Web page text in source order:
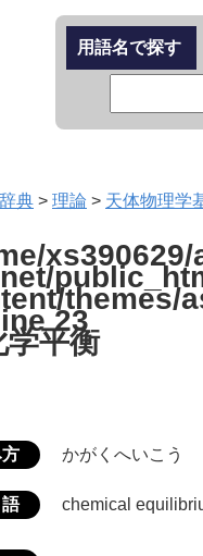
用語名で探す
典 > 理論 > 天体物理学
xs390629/
themes/
23
学平衡
かがくへいこう
chemical